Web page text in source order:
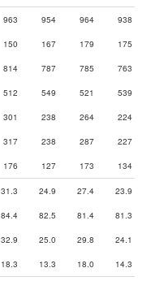
963 954 964 938
150 167 179 175
814 787 785 763
512 549 521 539
301 238 264 224
317 238 287 227
176 127 173 134
31.3 24.9 27.4 23.9
84.4 82.5 81.4 81.3
32.9 25.0 29.8 24.1
18.3 13.3 18.0 14.3